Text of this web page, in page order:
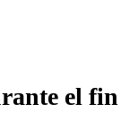
el fin